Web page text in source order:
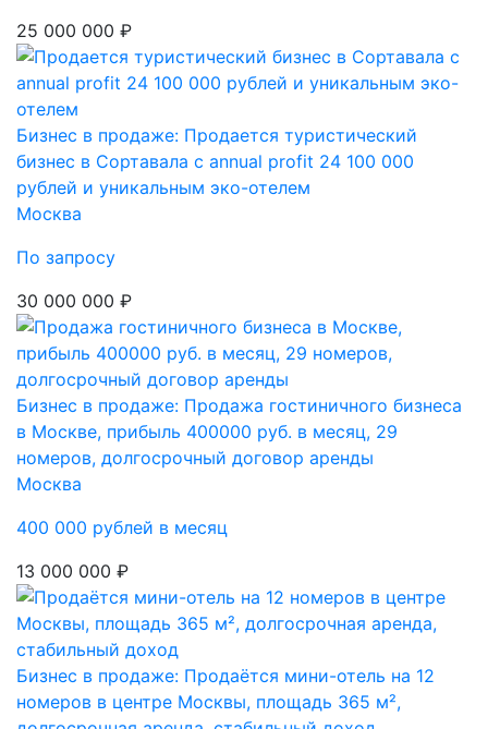
25 000 000 ₽
Бизнес в продаже: Продается туристический
бизнес в Сортавала с annual profit 24 100 000
рублей и уникальным эко-отелем
Москва
По запросу
30 000 000 ₽
Бизнес в продаже: Продажа гостиничного бизнеса
в Москве, прибыль 400000 руб. в месяц, 29
номеров, долгосрочный договор аренды
Москва
400 000 рублей в месяц
13 000 000 ₽
Бизнес в продаже: Продаётся мини-отель на 12
номеров в центре Москвы, площадь 365 м²,